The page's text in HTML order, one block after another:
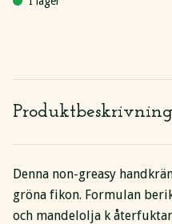
Produktbeskrivning
Denna non-greasy
gröna fikon. Formulan
och mandelolja k